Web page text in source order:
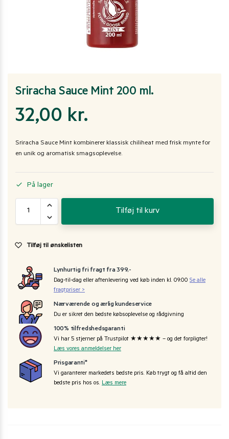
Sriracha Sauce Mint 200 ml.
32,00 kr.
Sriracha Sauce Mint kombinerer klassisk chiliheat med frisk mynte for
en unik og aromatisk smagsoplevelse.
På lager
Tilføj til kurv
Tilføj til ønskelisten
Lynhurtig fri fragt fra 399,-
Dag-til-dag eller aftenlevering ved køb inden kl. 09:00 Se alle
fragtpriser >
Nærværende og ærlig kundeservice
Du er sikret den bedste købsoplevelse og rådgivning
100% tilfredshedsgaranti
Vi har 5 stjerner på Trustpilot ★★★★★ – og det forpligter!
Læs vores anmeldelser her
Prisgaranti*
Vi garanterer markedets bedste pris. Køb trygt og få altid den
bedste pris hos os. Læs mere